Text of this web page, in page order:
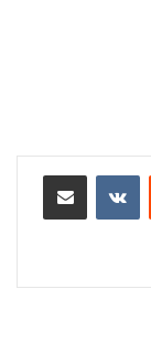
مشاركة عبر البريد